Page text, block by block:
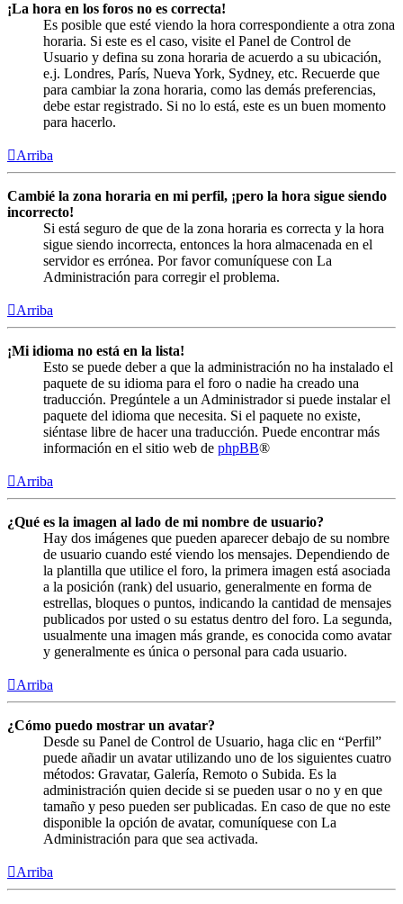
¡La hora en los foros no es correcta!
Es posible que esté viendo la hora correspondiente a otra zona
horaria. Si este es el caso, visite el Panel de Control de
Usuario y defina su zona horaria de acuerdo a su ubicación,
e.j. Londres, París, Nueva York, Sydney, etc. Recuerde que
para cambiar la zona horaria, como las demás preferencias,
debe estar registrado. Si no lo está, este es un buen momento
para hacerlo.
Arriba
Cambié la zona horaria en mi perfil, ¡pero la hora sigue siendo
incorrecto!
Si está seguro de que de la zona horaria es correcta y la hora
sigue siendo incorrecta, entonces la hora almacenada en el
servidor es errónea. Por favor comuníquese con La
Administración para corregir el problema.
Arriba
¡Mi idioma no está en la lista!
Esto se puede deber a que la administración no ha instalado el
paquete de su idioma para el foro o nadie ha creado una
traducción. Pregúntele a un Administrador si puede instalar el
paquete del idioma que necesita. Si el paquete no existe,
siéntase libre de hacer una traducción. Puede encontrar más
información en el sitio web de phpBB®
Arriba
¿Qué es la imagen al lado de mi nombre de usuario?
Hay dos imágenes que pueden aparecer debajo de su nombre
de usuario cuando esté viendo los mensajes. Dependiendo de
la plantilla que utilice el foro, la primera imagen está asociada
a la posición (rank) del usuario, generalmente en forma de
estrellas, bloques o puntos, indicando la cantidad de mensajes
publicados por usted o su estatus dentro del foro. La segunda,
usualmente una imagen más grande, es conocida como avatar
y generalmente es única o personal para cada usuario.
Arriba
¿Cómo puedo mostrar un avatar?
Desde su Panel de Control de Usuario, haga clic en “Perfil”
puede añadir un avatar utilizando uno de los siguientes cuatro
métodos: Gravatar, Galería, Remoto o Subida. Es la
administración quien decide si se pueden usar o no y en que
tamaño y peso pueden ser publicadas. En caso de que no este
disponible la opción de avatar, comuníquese con La
Administración para que sea activada.
Arriba